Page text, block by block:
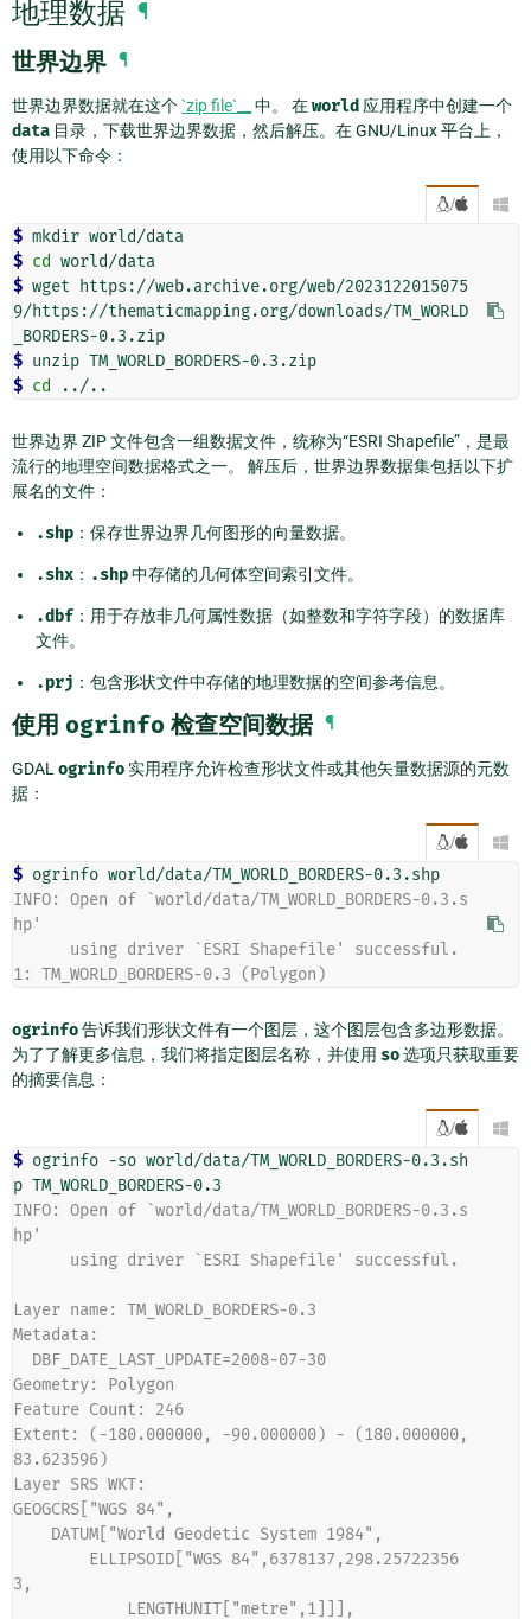
地理数据 ¶
世界边界 ¶
世界边界数据就在这个`zip file`__ 中。 在world 应用程序中创建一个
data 目录，下载世界边界数据，然后解压。在 GNU/Linux 平台上，
使用以下命令：
/ 
$ mkdir
$ cd
$ wget
https://web.archive.org/web/2023122015075
9/https://thematicmapping.org/downloads/TM_WORLD
$ unzip
$ cd
世界边界 ZIP 文件包含一组数据文件，统称为“ESRI Shapefile”，是最
流行的地理空间数据格式之一。 解压后，世界边界数据集包括以下扩
展名的文件：
.shp ：保存世界边界几何图形的向量数据。
.shx ： .shp中存储的几何体空间索引文件。
.dbf ：用于存放非几何属性数据（如整数和字符字段）的数据库
文件。
.prj ：包含形状文件中存储的地理数据的空间参考信息。
使用 ogrinfo 检查空间数据 ¶
GDAL ogrinfo实用程序允许检查形状文件或其他矢量数据源的元数
据：
/ 
$ ogrinfo
INFO: Open of `world/data/TM_WORLD_BORDERS-0.3.s
hp'
      using driver `ESRI Shapefile' successful.
1: TM_WORLD_BORDERS-0.3 (Polygon)
ogrinfo告诉我们形状文件有一个图层，这个图层包含多边形数据。
为了了解更多信息，我们将指定图层名称，并使用 so选项只获取重要
的摘要信息：
/ 
$ ogrinfo -so world/data/TM_WORLD_BORDERS-0.3.sh
p
INFO: Open of `world/data/TM_WORLD_BORDERS-0.3.s
hp'
      using driver `ESRI Shapefile' successful.
Layer name: TM_WORLD_BORDERS-0.3
Metadata:
  DBF_DATE_LAST_UPDATE=2008-07-30
Geometry: Polygon
Feature Count: 246
Extent: (-180.000000, -90.000000) - (180.000000,
83.623596)
Layer SRS WKT:
GEOGCRS["WGS 84",
    DATUM["World Geodetic System 1984",
3,
            LENGTHUNIT["metre",1]]],